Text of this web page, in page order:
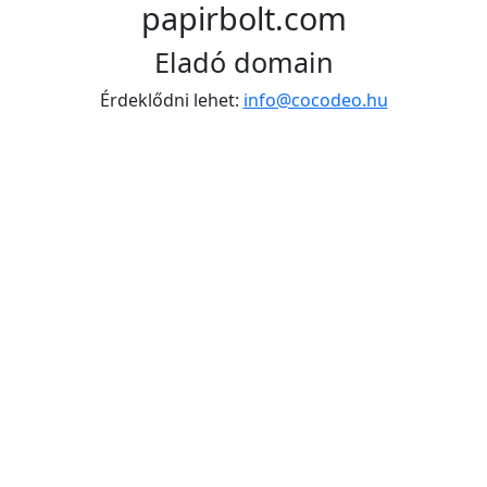
papirbolt.com
Eladó domain
Érdeklődni lehet: info@cocodeo.hu